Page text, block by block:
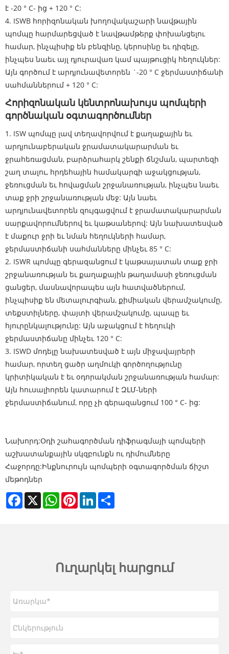
է -20 ° C- ից + 120 ° C:
4. ISWB հորիզոնական խողովակաշարի նավթային
պոմպը հարմարեցված է նավթամթերք փոխանցելու
համար, ինչպիսիք են բենզինը, կերոսինը եւ դիզելը,
ինչպես նաեւ այլ դյուրավառ կամ պայթուցիկ հեղուկներ:
Այն գործում է արդյունավետորեն `-20 ° C ջերմաստիճանի
սահմաններում + 120 ° C:
Հորիզոնական կենտրոնախույս պոմպերի
գործնական օգտագործումներ
1. ISW պոմպը լավ տեղավորվում է քաղաքային եւ
արդյունաբերական ջրամատակարարման եւ
ջրահեռացման, բարձրահարկ շենքի ճնշման, պարտեզի
շաղ տալու, հրդեհային համակարգի աջակցության,
ջեռուցման եւ հովացման շրջանառության, ինչպես նաեւ
տաք ջրի շրջանառության մեջ: Այն նաեւ
արդյունավետորեն զույգացվում է ջրամատակարարման
սարքավորումներով եւ կաթսաներով: Այն նախատեսված
է մաքուր ջրի եւ նման հեղուկների համար,
ջերմաստիճանի սահմանները մինչեւ 85 ° C:
2. ISWR պոմպը գերազանցում է կաթսայատան տաք ջրի
շրջանառության եւ քաղաքային թաղամասի ջեռուցման
ցանցեր, մասնավորապես այն հատվածներում,
ինչպիսիք են մետալուրգիան, քիմիական վերամշակումը,
տեքստիլները, փայտի վերամշակումը, պապը եւ
հյուրընկալությունը: Այն աջակցում է հեղուկի
ջերմաստիճանը մինչեւ 120 ° C:
3. ISWD մոդելը նախատեսված է այն միջավայրերի
համար, որտեղ ցածր աղմուկի գործողությունը
կրիտիկական է եւ օդորակման շրջանառության համար:
Այն հուսալիորեն կատարում է ԶԼՄ-ների
ջերմաստիճանում, որը չի գերազանցում 100 ° C- ից:
Նախորդ:Օդի շահագործման դիֆրագմայի պոմպերի
աշխատանքային սկզբունքն ու դիմումները
Հաջորդը:Ինքնուրույն պոմպերի օգտագործման ճիշտ
մեթոդներ
Facebook
X WhatsAppPinterestLinkedIn
Ուղարկել հարցում